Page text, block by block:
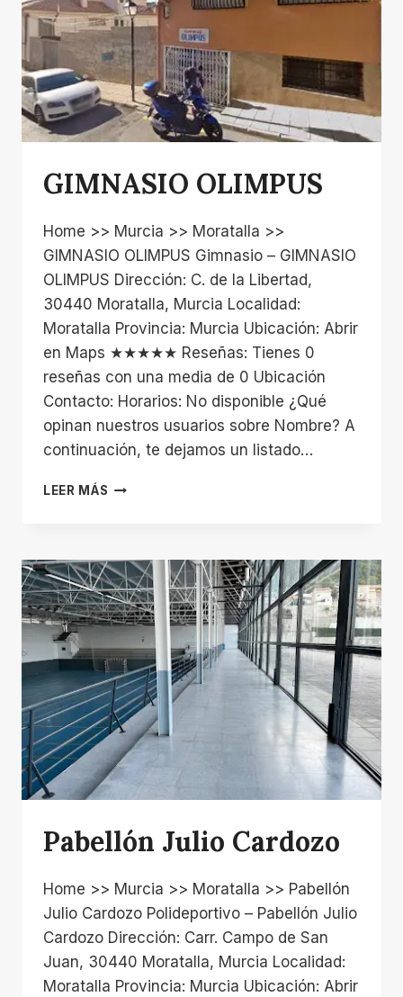
GIMNASIO OLIMPUS
Home >> Murcia >> Moratalla >>
GIMNASIO OLIMPUS Gimnasio – GIMNASIO
OLIMPUS Dirección: C. de la Libertad,
30440 Moratalla, Murcia Localidad:
Moratalla Provincia: Murcia Ubicación: Abrir
en Maps ★★★★★ Reseñas: Tienes 0
reseñas con una media de 0 Ubicación
Contacto: Horarios: No disponible ¿Qué
opinan nuestros usuarios sobre Nombre? A
continuación, te dejamos un listado…
LEER MÁS GIMNASIO
Pabellón Julio Cardozo
Home >> Murcia >> Moratalla >> Pabellón
Julio Cardozo Polideportivo – Pabellón Julio
Cardozo Dirección: Carr. Campo de San
Juan, 30440 Moratalla, Murcia Localidad:
Moratalla Provincia: Murcia Ubicación: Abrir